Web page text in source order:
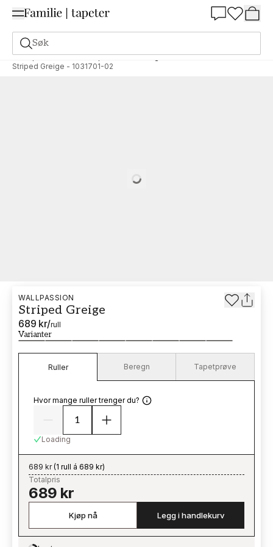
Søk
Tapeter Merke Wallpassion Nostalgia
Striped Greige - 1031701-02
Loading…
WALLPASSION
Striped Greige
689 kr/rull
Varianter
Ruller Beregn Tapetprøve
Hvor mange ruller trenger du?
Loading
689 kr(1 rull á 689 kr)
Totalpris
689 kr
Kjøp nå Legg i handlekurv